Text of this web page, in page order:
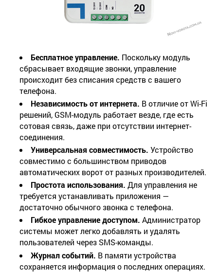
Бесплатное управление. Поскольку модуль
сбрасывает входящие звонки, управление
происходит без списания средств с вашего
телефона.
Независимость от интернета. В отличие от Wi-Fi
решений, GSM-модуль работает везде, где есть
сотовая связь, даже при отсутствии интернет-
соединения.
Универсальная совместимость. Устройство
совместимо с большинством приводов
автоматических ворот от разных производителей.
Простота использования. Для управления не
требуется устанавливать приложения —
достаточно обычного звонка с телефона.
Гибкое управление доступом. Администратор
системы может легко добавлять и удалять
пользователей через SMS-команды.
Журнал событий. В памяти устройства
сохраняется информация о последних операциях.